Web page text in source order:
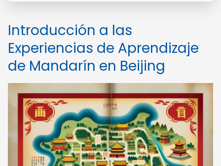
Introducción a las
Experiencias de Aprendizaje
de Mandarín en Beijing